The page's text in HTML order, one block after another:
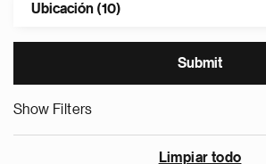
Ubicación (10)
Show Filters
Limpiar todo